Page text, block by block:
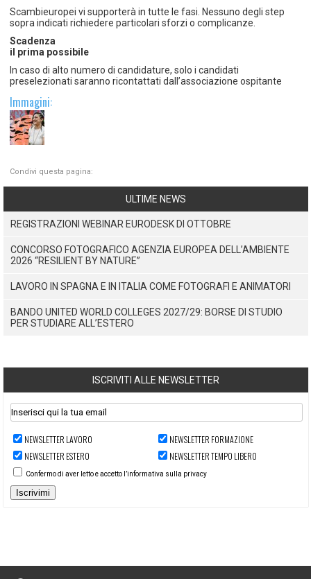
Scambieuropei vi supporterà in tutte le fasi. Nessuno degli step
sopra indicati richiedere particolari sforzi o complicanze.
Scadenza
il prima possibile
In caso di alto numero di candidature, solo i candidati
preselezionati saranno ricontattati dall’associazione ospitante
Immagini:
Condivi questa pagina:
ULTIME NEWS
REGISTRAZIONI WEBINAR EURODESK DI OTTOBRE
CONCORSO FOTOGRAFICO AGENZIA EUROPEA DELL’AMBIENTE
2026 “RESILIENT BY NATURE”
LAVORO IN SPAGNA E IN ITALIA COME FOTOGRAFI E ANIMATORI
BANDO UNITED WORLD COLLEGES 2027/29: BORSE DI STUDIO
PER STUDIARE ALL’ESTERO
ISCRIVITI ALLE NEWSLETTER
NEWSLETTER LAVORO
NEWSLETTER FORMAZIONE
NEWSLETTER ESTERO
NEWSLETTER TEMPO LIBERO
Confermo di aver letto e accetto l’informativa sulla privacy
Iscrivimi